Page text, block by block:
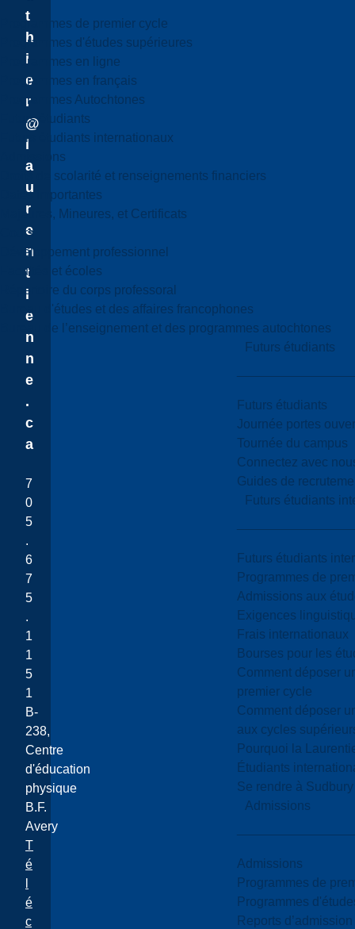
Programmes de premier cycle
Programmes d'études supérieures
Programmes en ligne
Programmes en français
Programmes Autochtones
Futurs étudiants
Futurs étudiants internationaux
Admissions
Droits de scolarité et renseignements financiers
Dates importantes
Majeures, Mineures, et Certificats
Cours
Développement professionnel
Facultés et écoles
Répertoire du corps professoral
Bureau d'études et des affaires francophones
Bureau de l’enseignement et des programmes autochtones
Futurs étudiants
Futurs étudiants
Journée portes
Tournée du campus
Connectez avec
Guides de
Futurs étudiants
Futurs étudiants
Programmes de
Admissions aux
Exigences
Frais internationaux
Bourses pour les
Comment déposer
premier cycle
Comment déposer
aux cycles
Pourquoi la
Étudiants
Se rendre à Sudbury
Admissions
Admissions
Programmes de
Programmes
Reports d’admission
t
h
i
e
r
@
l
a
u
r
e
n
t
i
e
n
n
e
.
c
a
7
0
5
.
6
7
5
.
1
1
5
1
B-
238,
Centre
d'éducation
physique
B.F.
Avery
T
é
é
c